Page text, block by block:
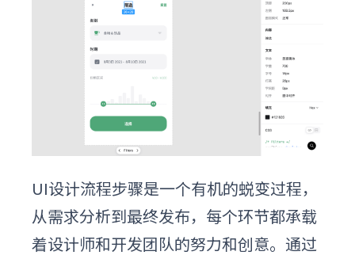
UI设计流程步骤是一个有机的蜕变过程，
从需求分析到最终发布，每个环节都承载
着设计师和开发团队的努力和创意。通过